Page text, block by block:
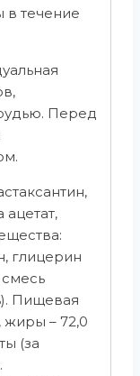
течение
Перед
ацетат,
глицерин
Пищевая
жиры – 72,0
(за